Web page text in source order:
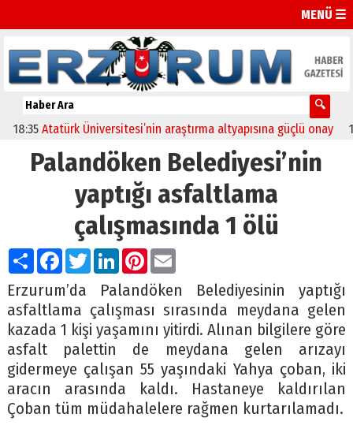
MENÜ ☰
Atatürk Üniversitesi’nin araştırma altyapısına güçlü onay 12:04
Palandöken Belediyesi’nin
yaptığı asfaltlama
çalışmasında 1 ölü
PaylaşFacebook
TwitterLinkedIn
Pinterest
Email
Erzurum’da Palandöken Belediyesinin yaptığı
asfaltlama çalışması sırasında meydana gelen
kazada 1 kişi yaşamını yitirdi. Alınan bilgilere göre
asfalt palettin de meydana gelen arızayı
gidermeye çalışan 55 yaşındaki Yahya çoban, iki
aracın arasında kaldı. Hastaneye kaldırılan
Çoban tüm müdahalelere rağmen kurtarılamadı.